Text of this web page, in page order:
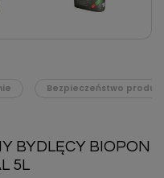
Bezpieczeństwo
BYDLĘCY BIOPON
5L